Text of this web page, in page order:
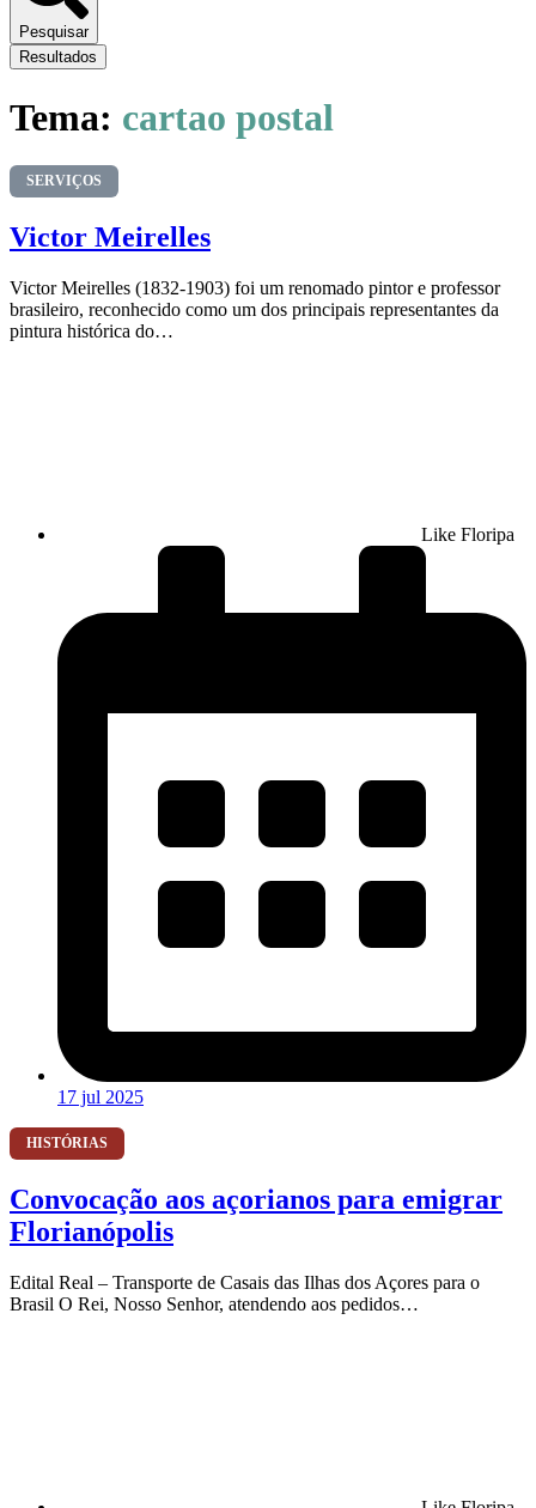
Pesquisar
Resultados
Tema: cartao postal
SERVIÇOS
Victor Meirelles
Victor Meirelles (1832-1903) foi um renomado pintor e professor
brasileiro, reconhecido como um dos principais representantes da
pintura histórica do…
Like Floripa
17 jul 2025
HISTÓRIAS
Convocação aos açorianos para emigrar
Florianópolis
Edital Real – Transporte de Casais das Ilhas dos Açores para o
Brasil O Rei, Nosso Senhor, atendendo aos pedidos…